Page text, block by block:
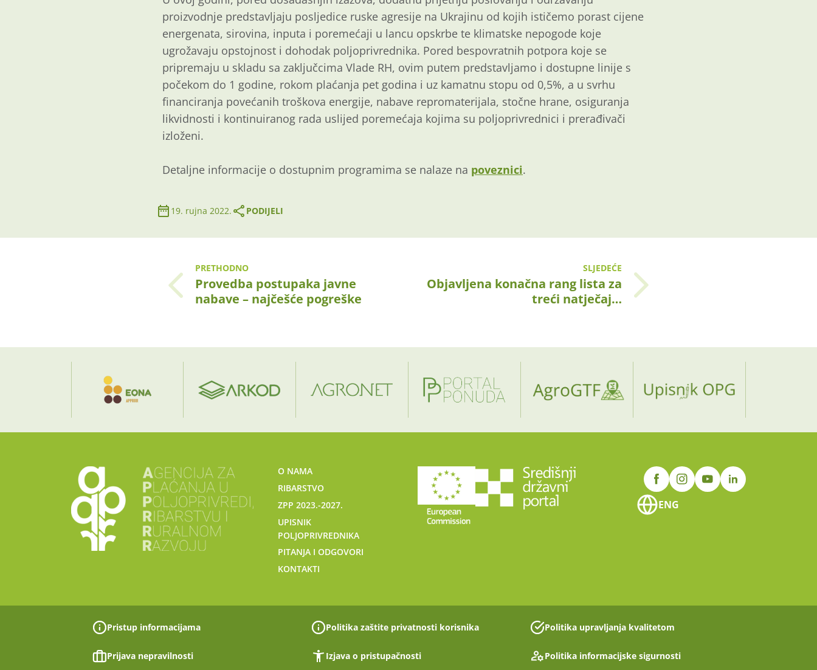
proizvodnje predstavljaju posljedice ruske agresije na Ukrajinu od kojih ističemo porast cijene
energenata, sirovina, inputa i poremećaji u lancu opskrbe te klimatske nepogode koje
ugrožavaju opstojnost i dohodak poljoprivrednika. Pored bespovratnih potpora koje se
pripremaju u skladu sa zaključcima Vlade RH, ovim putem predstavljamo i dostupne linije s
počekom do 1 godine, rokom plaćanja pet godina i uz kamatnu stopu od 0,5%, a u svrhu
financiranja povećanih troškova energije, nabave repromaterijala, stočne hrane, osiguranja
likvidnosti i kontinuiranog rada uslijed poremećaja kojima su poljoprivrednici i prerađivači
izloženi.
Detaljne informacije o dostupnim programima se nalaze na poveznici.
19. rujna 2022. PODIJELI
PRETHODNO
Provedba postupaka javne
nabave – najčešće pogreške
SLJEDEĆE
Objavljena konačna rang lista za
treći natječaj…
O NAMA
RIBARSTVO
ZPP 2023.-2027.
UPISNIK
POLJOPRIVREDNIKA
PITANJA I ODGOVORI
KONTAKTI
ENG
Pristup informacijama Politika zaštite privatnosti korisnika Politika upravljanja kvalitetom
Prijava nepravilnosti Izjava o pristupačnosti Politika informacijske sigurnosti